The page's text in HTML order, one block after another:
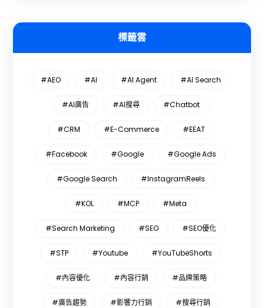
標籤雲
#AEO #AI #AI Agent #AI Search
#AI廣告 #AI搜尋 #Chatbot
#CRM #E-Commerce #EEAT
#Facebook #Google #Google Ads
#Google Search #InstagramReels
#KOL #MCP #Meta
#Search Marketing #SEO #SEO優化
#STP #Youtube #YouTubeShorts
#內容優化 #內容行銷 #品牌策略
#廣告趨勢 #影響力行銷 #搜尋行銷